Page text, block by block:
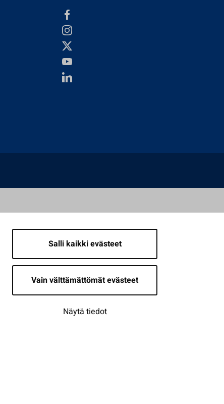
Salli kaikki evästeet
Vain välttämättömät evästeet
Näytä tiedot